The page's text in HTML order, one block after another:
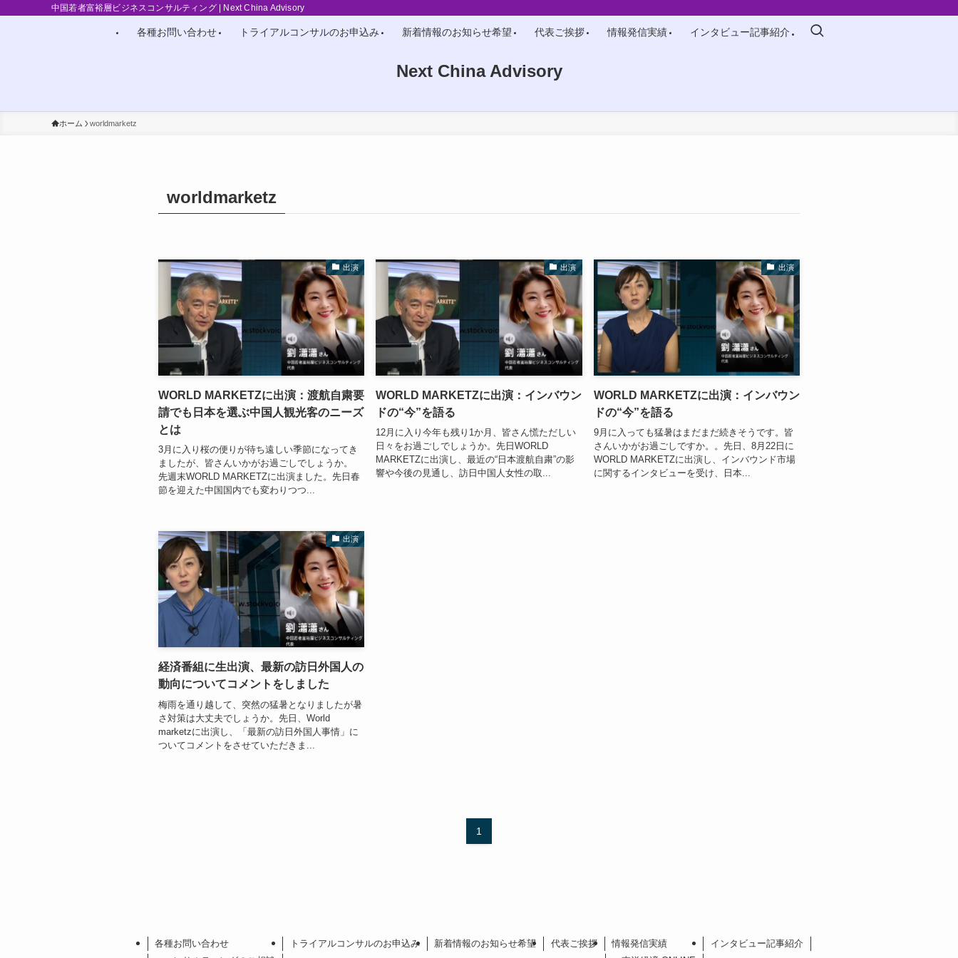
中国若者富裕層ビジネスコンサルティング | Next China Advisory
Next China Advisory
各種お問い合わせ トライアルコンサルのお申込み 新着情報のお知らせ希望 代表ご挨拶 情報発信実績 インタビュー記事紹介
ホーム worldmarketz
worldmarketz
出演
WORLD MARKETZに出演：渡航自粛要
請でも日本を選ぶ中国人観光客のニーズ
とは
3月に入り桜の便りが待ち遠しい季節になってき
ましたが、皆さんいかがお過ごしでしょうか。
先週末WORLD MARKETZに出演ました。先日春
節を迎えた中国国内でも変わりつつ...
出演
WORLD MARKETZに出演：インバウン
ドの“今”を語る
12月に入り今年も残り1か月、皆さん慌ただしい
日々をお過ごしでしょうか。先日WORLD
MARKETZに出演し、最近の“日本渡航自粛”の影
響や今後の見通し、訪日中国人女性の取...
出演
WORLD MARKETZに出演：インバウン
ドの“今”を語る
9月に入っても猛暑はまだまだ続きそうです。皆
さんいかがお過ごしですか。。先日、8月22日に
WORLD MARKETZに出演し、インバウンド市場
に関するインタビューを受け、日本...
出演
経済番組に生出演、最新の訪日外国人の
動向についてコメントをしました
梅雨を通り越して、突然の猛暑となりましたが暑
さ対策は大丈夫でしょうか。先日、World
marketzに出演し、「最新の訪日外国人事情」に
ついてコメントをさせていただきま...
1
各種お問い合わせ
トライアルコンサルのお申込み 新着情報のお知らせ希望 代表ご挨拶
情報発信実績
インタビュー記事紹介